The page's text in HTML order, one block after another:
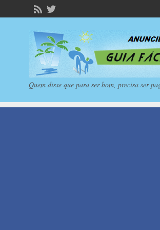
Quem disse que para ser bom, precisa ser